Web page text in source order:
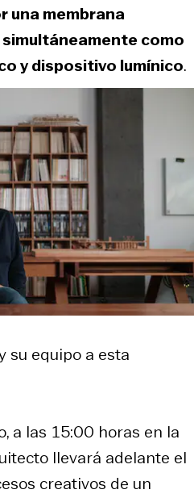
una membrana
como
y dispositivo lumínico.
su equipo a esta
a las 15:00 horas en la
llevará adelante el
creativos de un